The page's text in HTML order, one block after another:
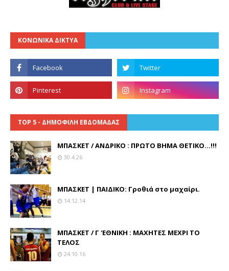
ΚΟΝΩΝΙΚΑ ΔΙΚΤΥΑ
TOP 5 - ΔΗΜΟΦΙΛΗ ΕΒΔΟΜΑΔΑΣ
ΜΠΑΣΚΕΤ / ΑΝΔΡΙΚΟ : ΠΡΩΤΟ ΒΗΜΑ ΘΕΤΙΚΟ...!!!
30.4.26
ΜΠΑΣΚΕΤ | ΠΑΙΔΙΚΟ: Γροθιά στο μαχαίρι.
14.12.14
ΜΠΑΣΚΕΤ / Γ 'ΕΘΝΙΚΗ : ΜΑΧΗΤΕΣ ΜΕΧΡΙ ΤΟ
ΤΕΛΟΣ
24.10.16